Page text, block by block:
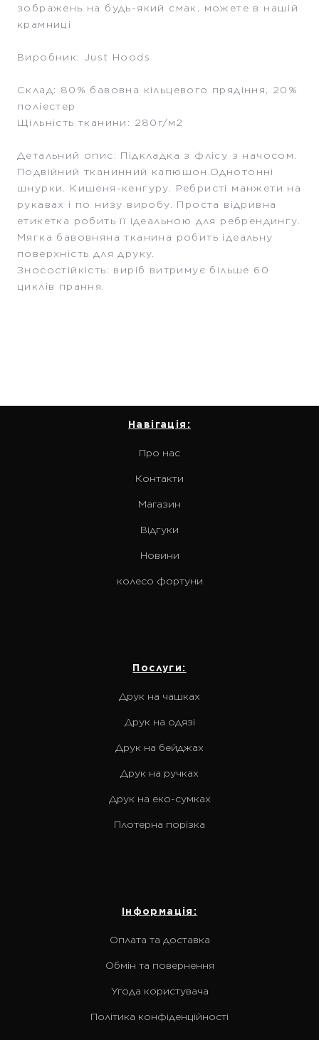
зображень на будь-який смак, можете в нашій
крамниці
Виробник: Just Hoods
Склад: 80% бавовна кільцевого прядіння, 20%
поліестер
Щільність тканини: 280г/м2
Детальний опис: Підкладка з флісу з начосом.
Подвійний тканинний капюшон.Однотонні
шнурки. Кишеня-кенгуру. Ребристі манжети на
рукавах і по низу виробу. Проста відривна
етикетка робить її ідеальною для ребрендингу.
Мягка бавовняна тканина робить ідеальну
поверхність для друку.
Зносостійкість: виріб витримує більше 60
циклів прання.
Навігація:
Про нас
Контакти
Магазин
Відгуки
Новини
колесо фортуни
Послуги:
Друк на чашках
Друк на одязі
Друк на бейджах
Друк на ручках
Друк на еко-сумках
Плотерна порізка
Інформація:
Оплата та доставка
Обмін та повернення
Угода користувача
Політика конфіденційності